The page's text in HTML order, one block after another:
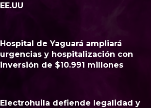
EE.UU
Hospital de Yaguará ampliará
urgencias y hospitalización con
inversión de $10.991 millones
Electrohuila defiende legalidad y